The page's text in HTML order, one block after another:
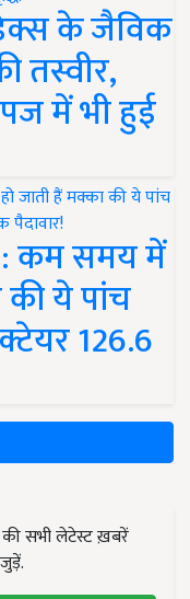
के जैविक
तस्वीर,
में भी हुई
कम समय में
ये पांच
126.6
सभी लेटेस्ट ख़बरें